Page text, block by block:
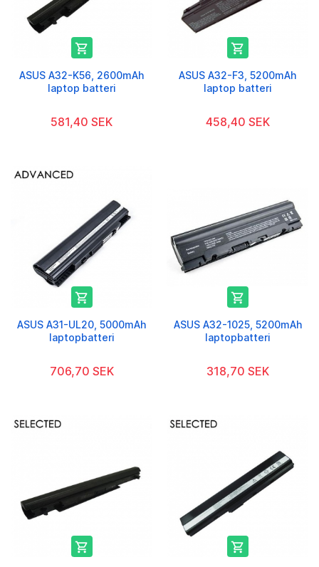

ASUS A32-K56, 2600mAh
laptop batteri
581,40 SEK

ASUS A32-F3, 5200mAh
laptop batteri
458,40 SEK

ASUS A31-UL20, 5000mAh
laptopbatteri
706,70 SEK

ASUS A32-1025, 5200mAh
laptopbatteri
318,70 SEK
 